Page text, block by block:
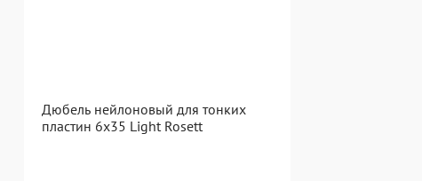
Дюбель нейлоновый для тонких
пластин 6x35 Light Rosett